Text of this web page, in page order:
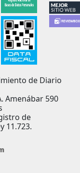
de Diario
Amenábar 590
de
11.723.